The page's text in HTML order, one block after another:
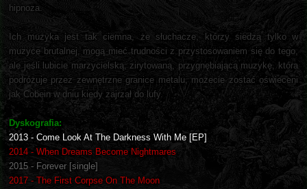
hipnoza.
Ich muzyka jest tak ciemna, że słuchacze, którzy siedzą tylko w
muzyce brutalnej, mogą mieć trudności z przystosowaniem się do tego,
ale jeśli lubicie marzycielską, zirytowaną, przygnębiającą muzykę, która
podróżuje przez zewnętrzne granice metalu, możecie zostać oświeceni
jak Cobein w dniu kiedy zajrzał do lufy.
Dyskografia:
2013 - Come Look At The Darkness With Me [EP]
2014 - When Dreams Become Nightmares
2015 - Forever [single]
2017 - The First Corpse On The Moon